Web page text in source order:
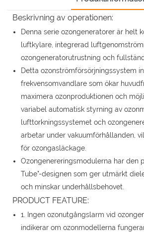
Beskrivning av operationen:
Denna serie ozongeneratorer är helt
luftkylare, integrerad
ozongeneratorutrustning och
Detta ozonströmförsörjningssystem
frekvensomvandlare som ökar
maximera ozonproduktionen och
variabel automatisk styrning av
lufttorkningssystemet och
arbetar under vakuumförhållanden,
för ozongasläckage.
Ozongenereringsmodulerna har den
Tube"-designen som ger utmärkt
och minskar underhållsbehovet.
PRODUCT FEATURE:
1. Ingen ozonutgångslarm vid
indikerar om ozonmodellerna